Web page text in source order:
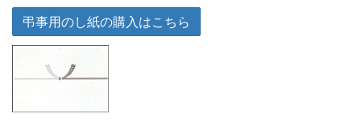
弔事用のし紙の購入はこちら